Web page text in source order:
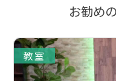
お勧め
教室